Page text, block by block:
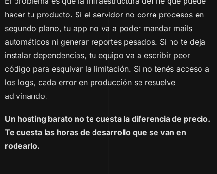
hacer tu producto. Si el servidor no corre procesos en
segundo plano, tu app no va a poder mandar mails
automáticos ni generar reportes pesados. Si no te deja
instalar dependencias, tu equipo va a escribir peor
código para esquivar la limitación. Si no tenés acceso a
los logs, cada error en producción se resuelve
adivinando.
Un hosting barato no te cuesta la diferencia de precio.
Te cuesta las horas de desarrollo que se van en
rodearlo.